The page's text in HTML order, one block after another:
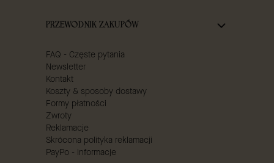
Linki w stopce
PRZEWODNIK ZAKUPÓW
FAQ - Częste pytania
Newsletter
Kontakt
Koszty & sposoby dostawy
Formy płatności
Zwroty
Reklamacje
Skrócona polityka reklamacji
PayPo - informacje